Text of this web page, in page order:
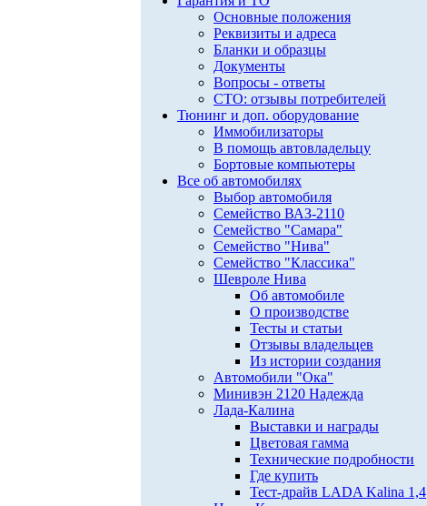
Основные положения
Реквизиты и адреса
Бланки и образцы
Документы
Вопросы - ответы
СТО: отзывы потребителей
Тюнинг и доп. оборудование
Иммобилизаторы
В помощь автовладельцу
Бортовые компьютеры
Все об автомобилях
Выбор автомобиля
Семейство ВАЗ-2110
Семейство "Самара"
Семейство "Нива"
Семейство "Классика"
Шевроле Нива
Об автомобиле
О производстве
Тесты и статьи
Отзывы владельцев
Из истории создания
Автомобили "Ока"
Минивэн 2120 Надежда
Лада-Калина
Выставки и награды
Цветовая гамма
Технические подробности
Где купить
Тест-драйв LADA Kalina 1,4